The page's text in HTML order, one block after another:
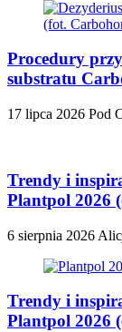
Procedury
substratu
17 lipca 2026 Pod
Trendy i
Plantpol 2026
6 sierpnia 2026
Trendy i
Plantpol 2026